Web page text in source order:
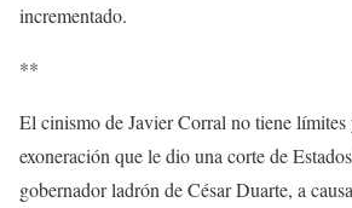
incrementado.
**
El cinismo de Javier Corral no tiene límites
exoneración que le dio una corte de
gobernador ladrón de César Duarte, a